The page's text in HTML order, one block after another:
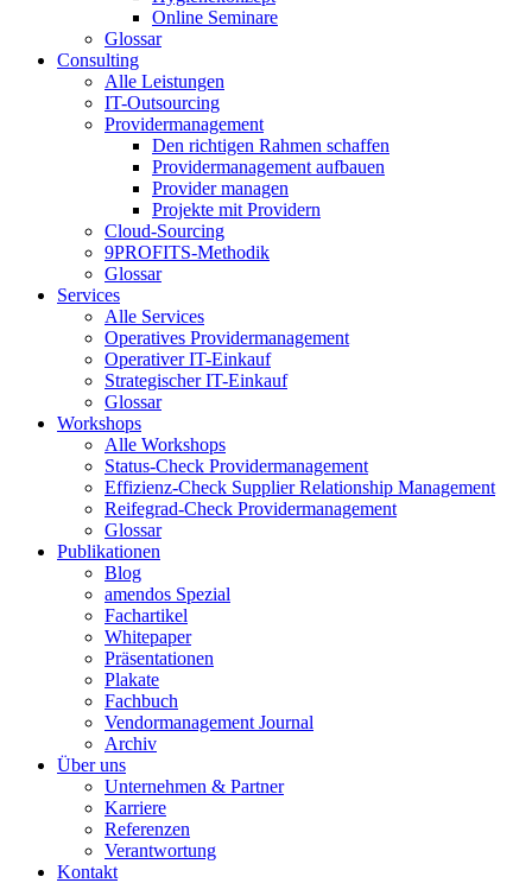
Online Seminare
Glossar
Consulting
Alle Leistungen
IT-Outsourcing
Providermanagement
Den richtigen Rahmen schaffen
Providermanagement aufbauen
Provider managen
Projekte mit Providern
Cloud-Sourcing
9PROFITS-Methodik
Glossar
Services
Alle Services
Operatives Providermanagement
Operativer IT-Einkauf
Strategischer IT-Einkauf
Glossar
Workshops
Alle Workshops
Status-Check Providermanagement
Effizienz-Check Supplier Relationship Management
Reifegrad-Check Providermanagement
Glossar
Publikationen
Blog
amendos Spezial
Fachartikel
Whitepaper
Präsentationen
Plakate
Fachbuch
Vendormanagement Journal
Archiv
Über uns
Unternehmen & Partner
Karriere
Referenzen
Verantwortung
Kontakt